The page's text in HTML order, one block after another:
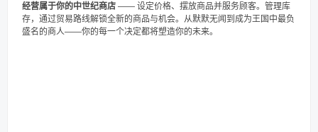
经营属于你的中世纪商店 —— 设定价格、摆放商品并服务顾客。管理库
存，通过贸易路线解锁全新的商品与机会。从默默无闻到成为王国中最负
盛名的商人——你的每一个决定都将塑造你的未来。